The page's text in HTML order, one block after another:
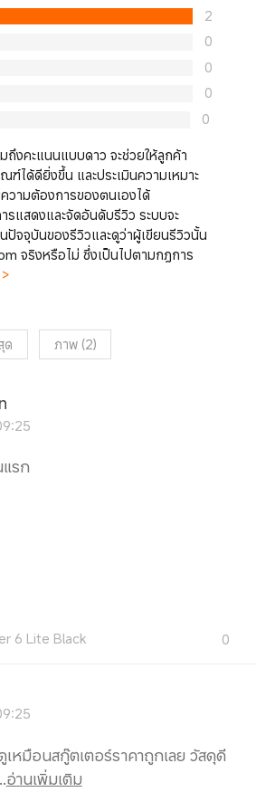
2
0
0
0
0
ถึงคะแนนแบบดาว จะช่วยให้ลูกค้า
ได้ดียิ่งขึ้น และประเมินความเหมาะ
ามต้องการของตนเองได้
แสดงและจัดอันดับรีวิว ระบบจะ
จจุบันของรีวิวและดูว่าผู้เขียนรีวิวนั้น
จริงหรือไม่ ซึ่งเป็นไปตามกฎการ
ด ภาพ(2)
รก
6 Lite Black 0
หมือนสกู๊ตเตอร์ราคาถูกเลย วัสดุดี
อ่านเพิ่มเติม